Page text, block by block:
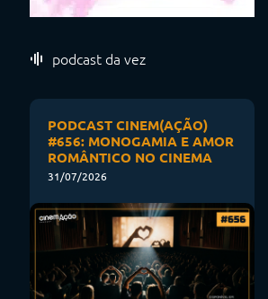
podcast da vez
PODCAST CINEM(AÇÃO)
#656: MONOGAMIA E AMOR
ROMÂNTICO NO CINEMA
31/07/2026